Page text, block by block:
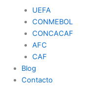
UEFA
CONMEBOL
CONCACAF
AFC
CAF
Blog
Contacto